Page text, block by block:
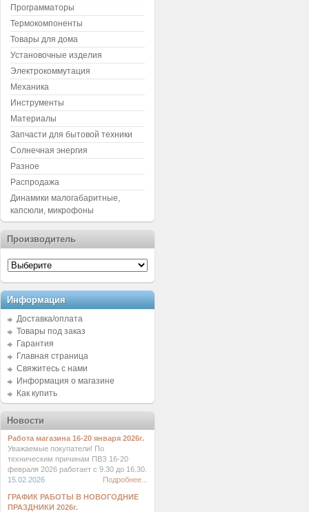
Программаторы
Термокомпоненты
Товары для дома
Установочные изделия
Электрокоммутация
Механика
Инструменты
Материалы
Запчасти для бытовой техники
Солнечная энергия
Разное
Распродажа
Динамики малогабаритные,
капсюли, микрофоны
Производитель
Информация
Доставка/оплата
Товары под заказ
Гарантия
Главная страница
Свяжитесь с нами
Информация о магазине
Как купить
Новости
Работа магазина 16-20 января 2026г.
Уважаемые покупатели! По
техническим причинам ПВЗ 16-20
февраля 2026 работает с 9.30 до 16.30.
15.02.2026
Подробнее...
ГРАФИК РАБОТЫ В НОВОГОДНИЕ
ПРАЗДНИКИ 2026г.